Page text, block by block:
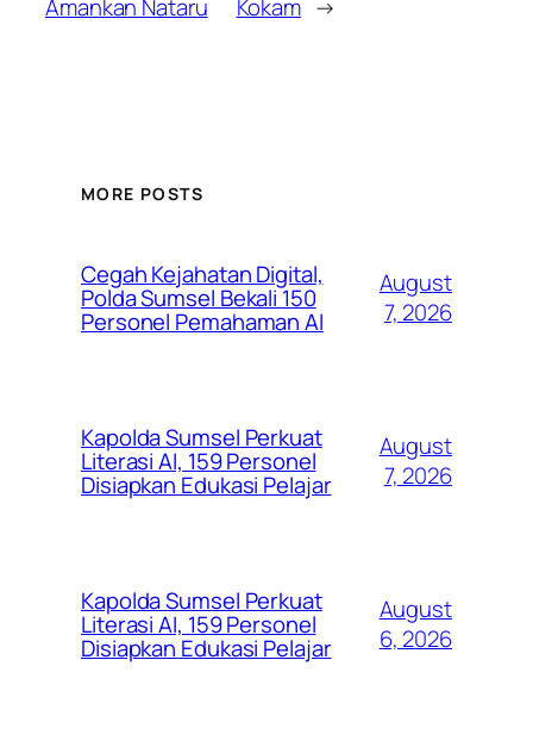
Amankan Nataru
Kokam →
MORE POSTS
Cegah Kejahatan Digital,
Polda Sumsel Bekali 150
Personel Pemahaman AI
August
7, 2026
Kapolda Sumsel Perkuat
Literasi AI, 159 Personel
Disiapkan Edukasi Pelajar
August
7, 2026
Kapolda Sumsel Perkuat
Literasi AI, 159 Personel
Disiapkan Edukasi Pelajar
August
6, 2026